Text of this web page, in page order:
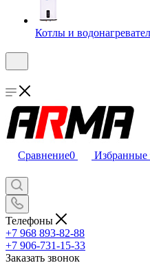
Котлы и
Сравнение0 Избранные
Телефоны
+7 968 893-82-88
+7 906-731-15-33
Заказать звонок